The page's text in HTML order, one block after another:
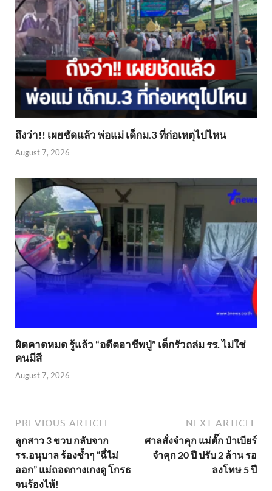
ถึงว่า!! เผยชัดแล้ว พ่อแม่ เด็กม.3 ที่ก่อเหตุไปไหน
August 7, 2026
ผิดคาดหมด รู้แล้ว “อดีตอาชีพปู่” เด็กรัวถล่ม รร. ไม่ใช่
คนมีสี
August 7, 2026
PREVIOUS ARTICLE
ลูกสาว 3 ขวบ กลับจาก
รร.อนุบาล ร้องซ้ำๆ “ฉี่ไม่
ออก” แม่ถอดกางเกงดู โกรธ
จนร้องไห้!
NEXT ARTICLE
ศาลสั่งจำคุก แม่ตั๊ก ป๋าเบียร์
จำคุก 20 ปี ปรับ 2 ล้าน รอ
ลงโทษ 5 ปี